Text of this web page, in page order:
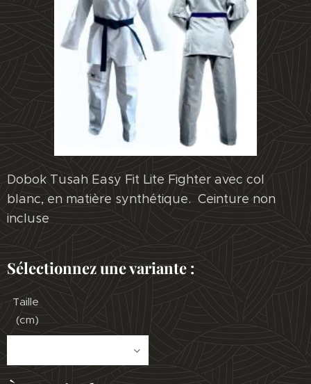
Dobok Tusah Easy Fit Lite Fighter avec col
blanc, en matière synthétique. Ceinture non
incluse
Sélectionnez une variante :
Taille
(cm)